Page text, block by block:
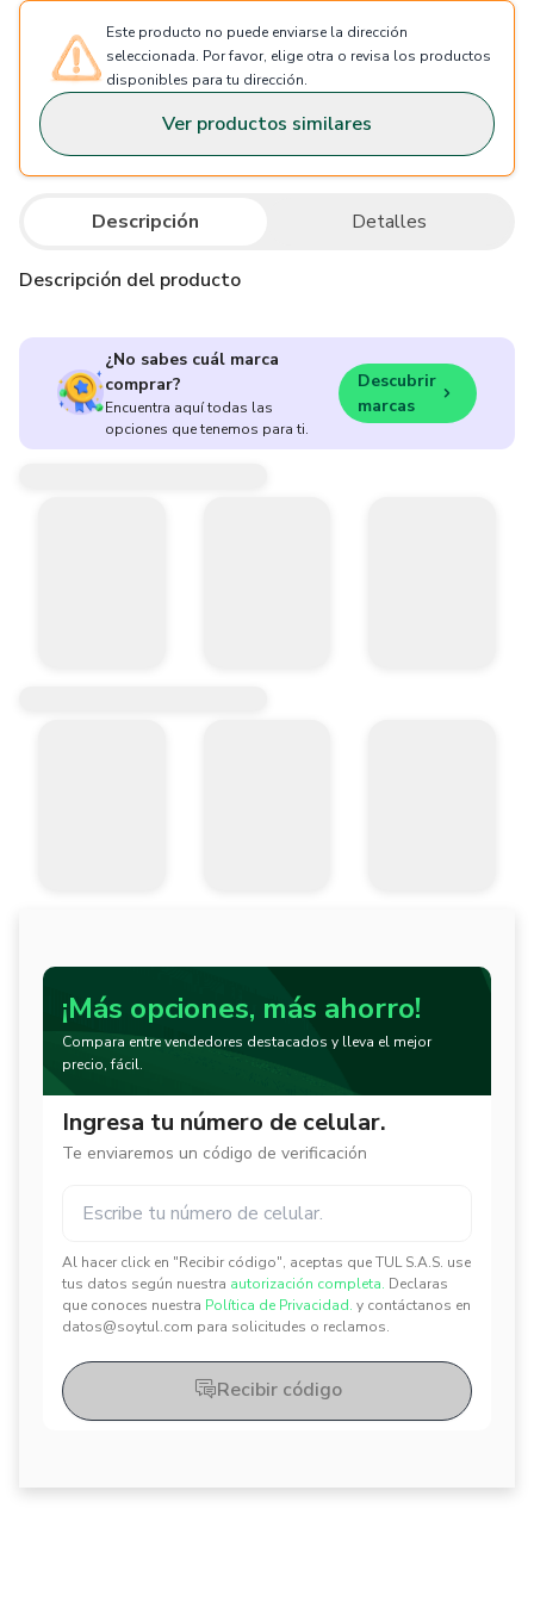
Este producto no puede enviarse la dirección
seleccionada. Por favor, elige otra o revisa los productos
disponibles para tu dirección.
Ver productos similares
Descripción Detalles
Descripción del producto
¿No sabes cuál marca
comprar?
Encuentra aquí todas las
opciones que tenemos para ti.
Descubrir
marcas
¡Más opciones, más ahorro!
Compara entre vendedores destacados y lleva el mejor
precio, fácil.
Ingresa tu número de celular.
Te enviaremos un código de verificación
Al hacer click en "Recibir código", aceptas que TUL S.A.S. use
tus datos según nuestra autorización completa. Declaras
que conoces nuestra Política de Privacidad. y contáctanos en
datos@soytul.com para solicitudes o reclamos.
✕
✕
Recibir código